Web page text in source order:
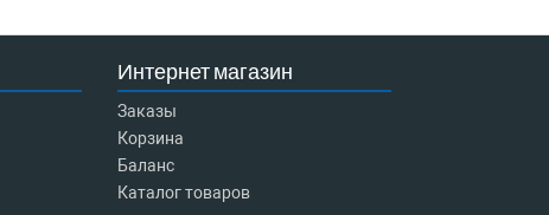
Интернет магазин
Заказы
Корзина
Баланс
Каталог товаров